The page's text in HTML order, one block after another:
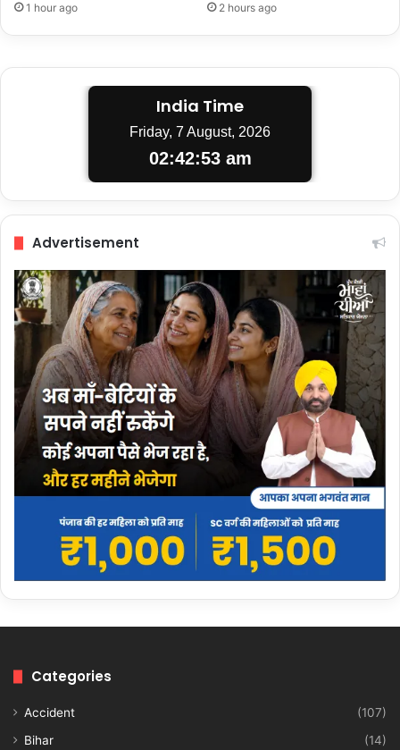
1 hour ago 2 hours ago
India Time
Friday, 7 August, 2026
02:42:54 am
Advertisement
Categories
Accident
(107)
Bihar
(14)